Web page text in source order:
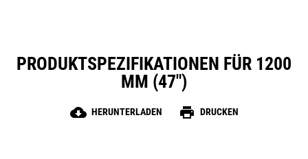
PRODUKTSPEZIFIKATIONEN FÜR 1200
MM (47″)
cloud_download HERUNTERLADEN print DRUCKEN